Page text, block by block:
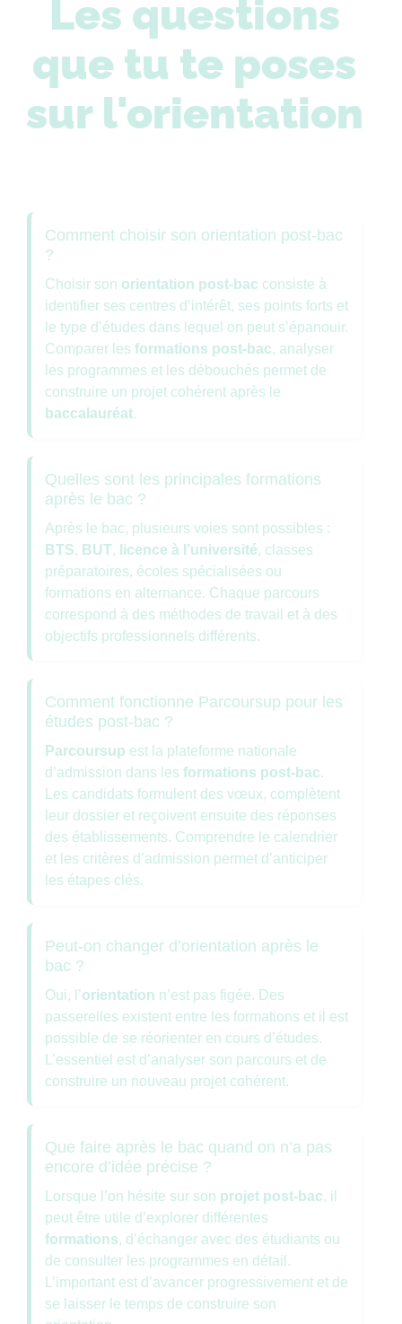
Les questions
que tu te poses
sur l'orientation
Comment choisir son orientation post-bac
?
Choisir son orientation post-bac consiste à
identifier ses centres d’intérêt, ses points forts et
le type d’études dans lequel on peut s’épanouir.
Comparer les formations post-bac, analyser
les programmes et les débouchés permet de
construire un projet cohérent après le
baccalauréat.
Quelles sont les principales formations
après le bac ?
Après le bac, plusieurs voies sont possibles :
BTS, BUT, licence à l’université, classes
préparatoires, écoles spécialisées ou
formations en alternance. Chaque parcours
correspond à des méthodes de travail et à des
objectifs professionnels différents.
Comment fonctionne Parcoursup pour les
études post-bac ?
Parcoursup est la plateforme nationale
d’admission dans les formations post-bac.
Les candidats formulent des vœux, complètent
leur dossier et reçoivent ensuite des réponses
des établissements. Comprendre le calendrier
et les critères d’admission permet d’anticiper
les étapes clés.
Peut-on changer d’orientation après le
bac ?
Oui, l’orientation n’est pas figée. Des
passerelles existent entre les formations et il est
possible de se réorienter en cours d’études.
L’essentiel est d’analyser son parcours et de
construire un nouveau projet cohérent.
Que faire après le bac quand on n’a pas
encore d’idée précise ?
Lorsque l’on hésite sur son projet post-bac, il
peut être utile d’explorer différentes
formations, d’échanger avec des étudiants ou
de consulter les programmes en détail.
L’important est d’avancer progressivement et de
se laisser le temps de construire son